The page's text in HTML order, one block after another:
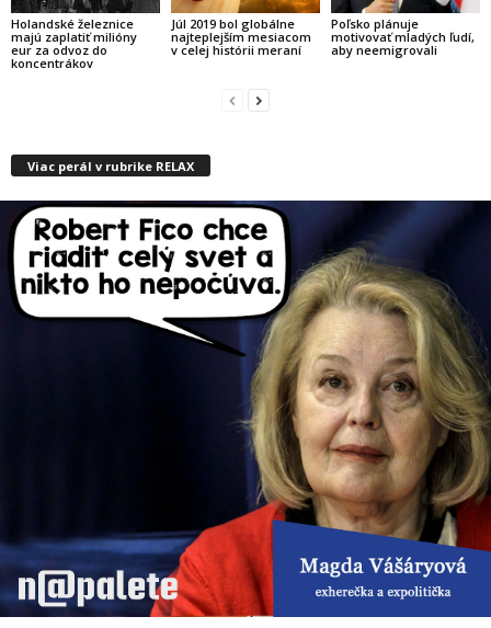
Holandské železnice
majú zaplatiť milióny
eur za odvoz do
koncentrákov
Júl 2019 bol globálne
najteplejším mesiacom
v celej histórii meraní
Poľsko plánuje
motivovať mladých ľudí,
aby neemigrovali
Viac perál v rubrike RELAX